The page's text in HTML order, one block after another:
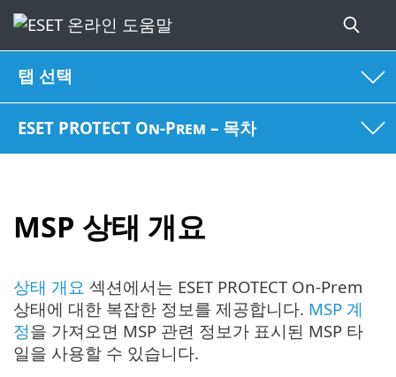
탭 선택
ESET PROTECT On-Prem – 목차
MSP 상태 개요
상태 개요 섹션에서는 ESET PROTECT On-Prem
상태에 대한 복잡한 정보를 제공합니다. MSP 계
정을 가져오면 MSP 관련 정보가 표시된 MSP 타
일을 사용할 수 있습니다.